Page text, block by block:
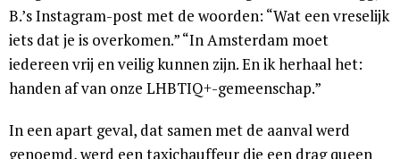
B.’s Instagram-post met de woorden: “Wat een vreselijk
iets dat je is overkomen.” “In Amsterdam moet
iedereen vrij en veilig kunnen zijn. En ik herhaal het:
handen af van onze LHBTIQ+-gemeenschap.”
In een apart geval, dat samen met de aanval werd
genoemd, werd een taxichauffeur die een drag queen